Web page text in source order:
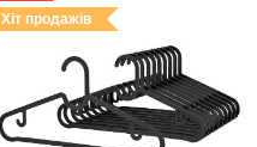
Хіт продажів